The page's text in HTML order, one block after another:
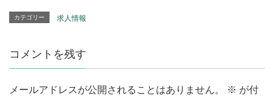
カテゴリー 求人情報
コメントを残す
メールアドレスが公開されることはありません。 ※ が付